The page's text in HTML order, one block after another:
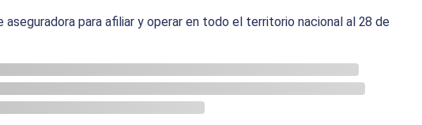
para afiliar y operar en todo el territorio nacional al 28 de